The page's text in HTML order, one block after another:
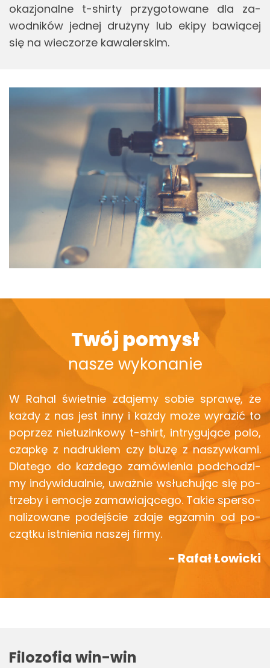
oka­zjo­nal­ne t-shir­ty przy­go­to­wa­ne dla za­
wod­ni­ków jed­nej dru­ży­ny lub ekipy ba­wią­cej
się na wie­czo­rze ka­wa­ler­skim.
Twój pomysł
nasze wykonanie
W Rahal świet­nie zda­je­my sobie spra­wę, że
każdy z nas jest inny i każdy może wy­ra­zić to
po­przez nie­tu­zin­ko­wy t-shirt, in­try­gu­ją­ce polo,
czap­kę z na­dru­kiem czy bluzę z na­szyw­ka­mi.
Dla­te­go do każ­de­go za­mó­wie­nia pod­cho­dzi­
my in­dy­wi­du­al­nie, uważ­nie wsłu­chu­jąc się po­
trze­by i emo­cje za­ma­wia­ją­ce­go. Takie sper­so­
na­li­zo­wa­ne po­dej­ście zdaje eg­za­min od po­
cząt­ku ist­nie­nia na­szej firmy.
- Rafał Łowicki
Fi­lo­zo­fia win-win